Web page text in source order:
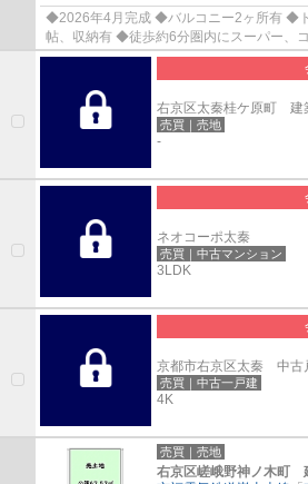
◆2026年4月完成 ◆バルコニー2ヶ所有 ◆
帖、収納有 ◆徒歩約6分圏内にスーパー、
◆JR「太秦」駅徒歩約3分、京都駅まで乗
右京区太秦桂ケ原町 建
売買｜売地
-
ネオコーポ太秦
売買｜中古マンション
3LDK
京都市右京区太秦 中古
売買｜中古一戸建
4K
売買｜売地
右京区嵯峨野神ノ木町